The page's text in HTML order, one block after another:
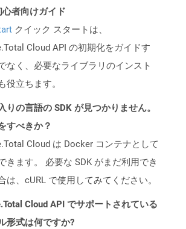
心者向けガイド
クイック スタートは、
Cloud API の初期化をガイドす
なく、必要なライブラリのインスト
役立ちます。
りの言語の SDK が見つかりません。
すべきか？
Cloud は Docker コンテナとして
きます。 必要な SDK がまだ利用でき
は、cURL で使用してみてください。
Cloud API でサポートされている
形式は何ですか?